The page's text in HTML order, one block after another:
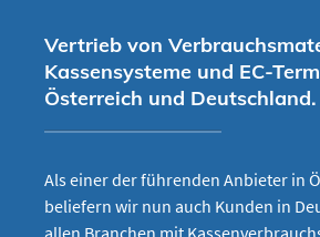
Vertrieb von
Kassensysteme und EC-
Österreich und Deutschland.
Als einer der führenden Anbieter in
beliefern wir nun auch Kunden in